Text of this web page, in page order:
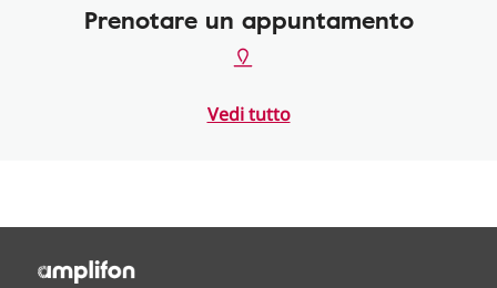
Prenotare un appuntamento
Vedi tutto